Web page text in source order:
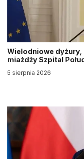
Wielodniowe
miażdży Szpital
5 sierpnia 2026